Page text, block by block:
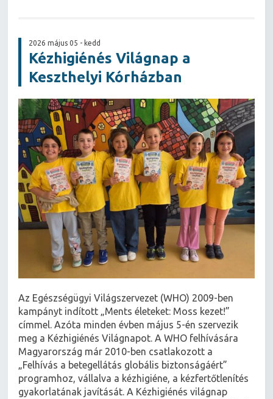
2026 május 05 - kedd
Kézhigiénés Világnap a
Keszthelyi Kórházban
Az Egészségügyi Világszervezet (WHO) 2009-ben
kampányt indított „Ments életeket: Moss kezet!”
címmel. Azóta minden évben május 5-én szervezik
meg a Kézhigiénés Világnapot. A WHO felhívására
Magyarország már 2010-ben csatlakozott a
„Felhívás a betegellátás globális biztonságáért”
programhoz, vállalva a kézhigiéne, a kézfertőtlenítés
gyakorlatának javítását. A Kézhigiénés világnap